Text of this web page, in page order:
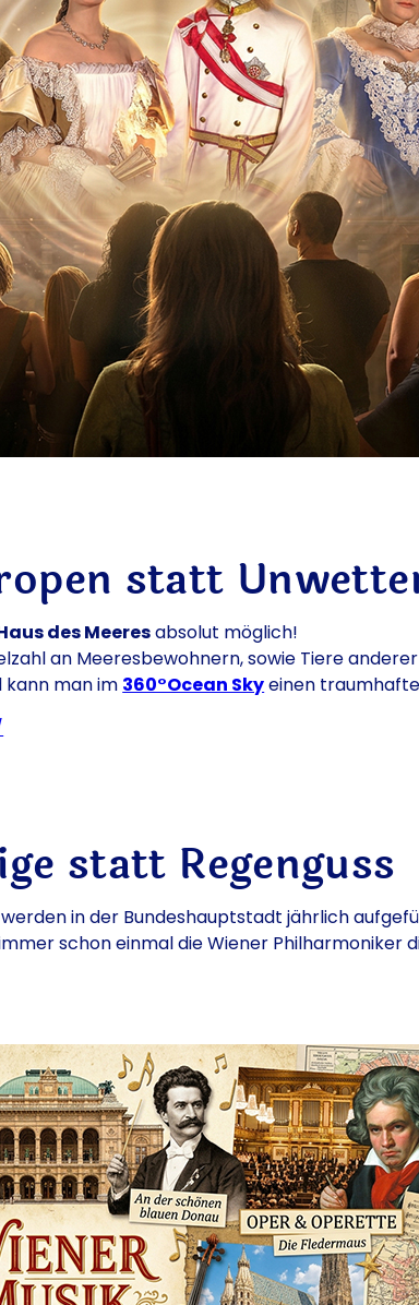
statt
des Meeresabsolut möglich!
an Meeresbewohnern, sowie Tiere anderer
kann man im 360°Ocean Skyeinen
statt Regenguss
in der Bundeshauptstadt jährlich
schon einmal die Wiener Philharmoniker